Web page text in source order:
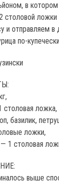
в
столовой ложки
и отправляем в
по-
ложка,
базилик,
ложки,
1 столовая
выше